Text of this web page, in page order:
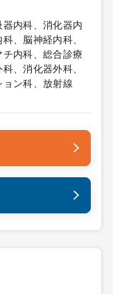
内科、消化器内
、脳神経内科、
内科、総合診療
、消化器外科、
ン科、放射線